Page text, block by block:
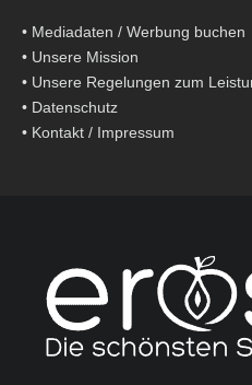
• Mediadaten / Werbung buchen
• Unsere Mission
• Unsere Regelungen zum
• Datenschutz
• Kontakt / Impressum